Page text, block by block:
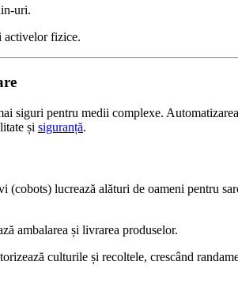
uri.
activelor fizice.
siguri pentru medii complexe.
și siguranță.
(cobots) lucrează alături de oameni pentru
ambalarea și livrarea produselor.
culturile și recoltele, crescând